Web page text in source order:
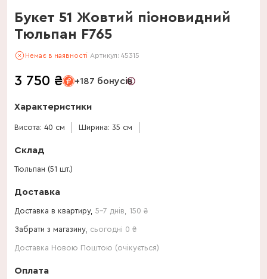
Букет 51 Жовтий піоновидний
Тюльпан F765
Немає в наявності Артикул: 45315
3 750 ₴ +187 бонусів
Характеристики
Висота: 40 см Ширина: 35 см
Склад
Тюльпан (51 шт.)
Доставка
Доставка в квартиру, 5-7 днів 150 ₴
Забрати з магазину, сьогодні 0 ₴
Доставка Новою Поштою (очікується)
Оплата